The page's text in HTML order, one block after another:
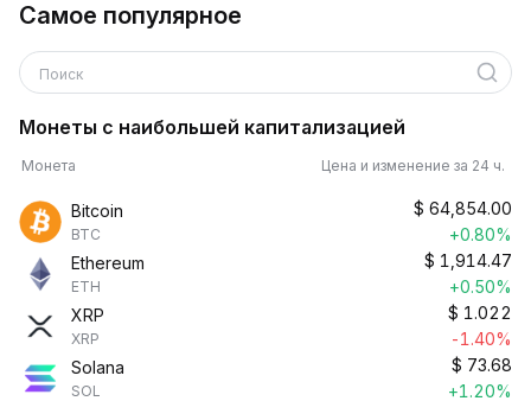
Самое популярное
Поиск
Монеты с наибольшей капитализацией
Монета Цена и изменение за 24 ч.
Bitcoin
BTC
$ 64,854.00
+0.80%
Ethereum
ETH
$ 1,914.47
+0.50%
XRP
XRP
$ 1.022
-1.40%
Solana
SOL
$ 73.68
+1.20%